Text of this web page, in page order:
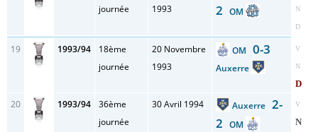
journée
1993
2 OM N
D
19 1993/94
18ème
journée
20 Novembre
1993
OM 0-3
Auxerre
V
N
D
20 1993/94
36ème
journée
30 Avril 1994 Auxerre 2-
2 OM
V
N